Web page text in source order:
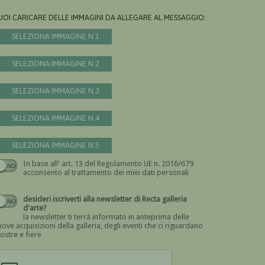
CARICARE DELLE IMMAGINI DA ALLEGARE AL MESSAGGIO:
SELEZIONA IMMAGINE N.1
SELEZIONA IMMAGINE N.2
SELEZIONA IMMAGINE N.3
SELEZIONA IMMAGINE N.4
SELEZIONA IMMAGINE N.5
In base all' art. 13 del Regolamento UE n. 2016/679
acconsento al trattamento dei miei dati personali
Devi dare il consenso
desideri iscriverti alla newsletter di Recta galleria
d'arte?
la newsletter ti terrà informato in anteprima delle
acquisizioni della galleria, degli eventi che ci riguardano
e fiere